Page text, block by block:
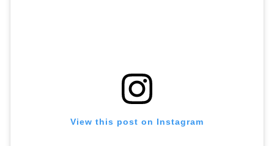
View this post on Instagram